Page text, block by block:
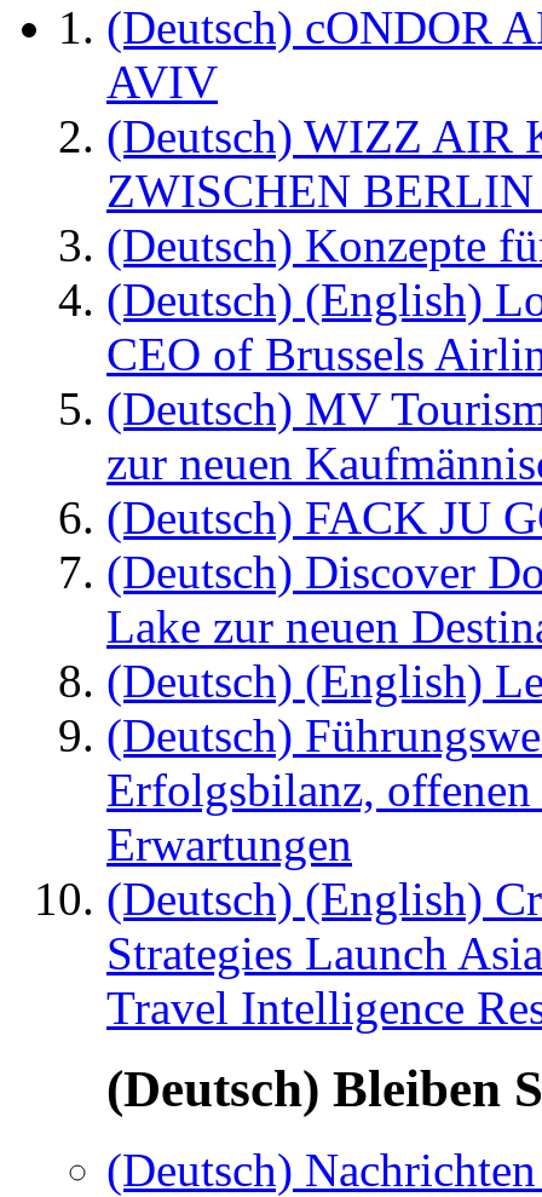
(Deutsch) cONDOR
AVIV
(Deutsch) WIZZ AIR
ZWISCHEN
(Deutsch) Konzepte
(Deutsch) (English)
CEO of Brussels
(Deutsch) MV
zur neuen
(Deutsch) FACK JU
(Deutsch) Discover
Lake zur neuen
(Deutsch) (English)
(Deutsch)
Erfolgsbilanz,
Erwartungen
(Deutsch) (English)
Strategies Launch
Travel Intelligence
(Deutsch) Bleiben
(Deutsch)